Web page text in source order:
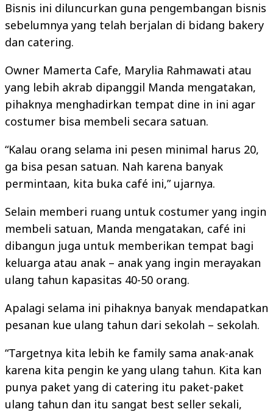
Bisnis ini diluncurkan guna pengembangan bisnis
sebelumnya yang telah berjalan di bidang bakery
dan catering.
Owner Mamerta Cafe, Marylia Rahmawati atau
yang lebih akrab dipanggil Manda mengatakan,
pihaknya menghadirkan tempat dine in ini agar
costumer bisa membeli secara satuan.
“Kalau orang selama ini pesen minimal harus 20,
ga bisa pesan satuan. Nah karena banyak
permintaan, kita buka café ini,” ujarnya.
Selain memberi ruang untuk costumer yang ingin
membeli satuan, Manda mengatakan, café ini
dibangun juga untuk memberikan tempat bagi
keluarga atau anak – anak yang ingin merayakan
ulang tahun kapasitas 40-50 orang.
Apalagi selama ini pihaknya banyak mendapatkan
pesanan kue ulang tahun dari sekolah – sekolah.
“Targetnya kita lebih ke family sama anak-anak
karena kita pengin ke yang ulang tahun. Kita kan
punya paket yang di catering itu paket-paket
ulang tahun dan itu sangat best seller sekali,